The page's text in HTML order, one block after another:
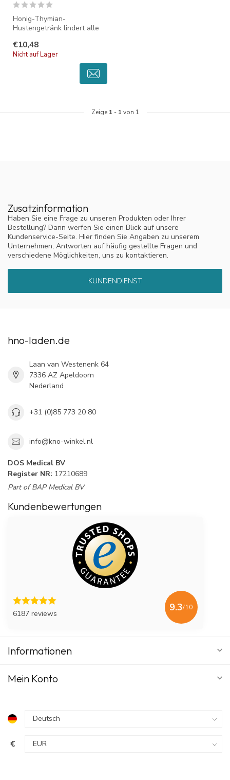
Honig-Thymian-
Hustengetränk lindert alle
trockenem Hus...
€10,48
Nicht auf Lager
Zeige 1 - 1 von 1
Zusatzinformation
Haben Sie eine Frage zu unseren Produkten oder Ihrer
Bestellung? Dann werfen Sie einen Blick auf unsere
Kundenservice-Seite. Hier finden Sie Angaben zu unserem
Unternehmen, Antworten auf häufig gestellte Fragen und
verschiedene Möglichkeiten, uns zu kontaktieren.
KUNDENDIENST
hno-laden.de
Laan van Westenenk 64
7336 AZ Apeldoorn
Nederland
+31 (0)85 773 20 80
info@kno-winkel.nl
DOS Medical BV
Register NR: 17210689
Part of BAP Medical BV
Kundenbewertungen
6187 reviews
9.3/10
Informationen
Mein Konto
€